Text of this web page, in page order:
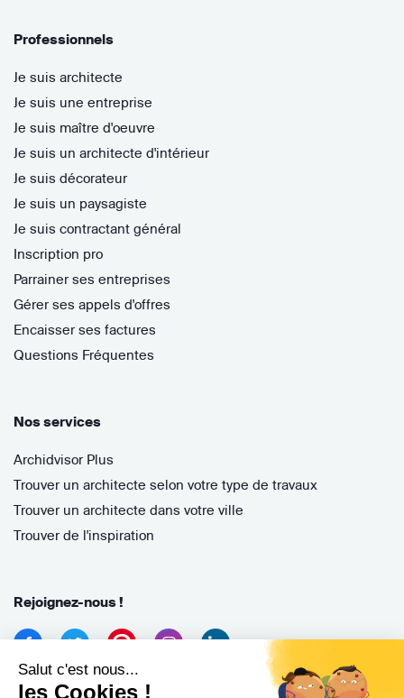
Salut c'est nous...
les Cookies !
Professionnels
Je suis architecte
Je suis une entreprise
Je suis maître d'oeuvre
Je suis un architecte d'intérieur
Je suis décorateur
Je suis un paysagiste
Je suis contractant général
Inscription pro
Parrainer ses entreprises
Gérer ses appels d'offres
Encaisser ses factures
Questions Fréquentes
Nos services
Archidvisor Plus
Trouver un architecte selon votre type de travaux
Trouver un architecte dans votre ville
Trouver de l'inspiration
Rejoignez-nous !